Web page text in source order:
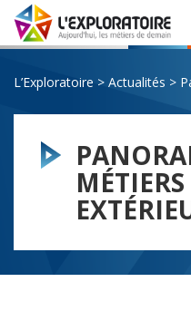
L’Exploratoire > Actualités >